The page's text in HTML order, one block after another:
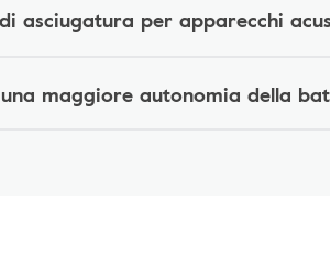
asciugatura per apparecchi
maggiore autonomia della